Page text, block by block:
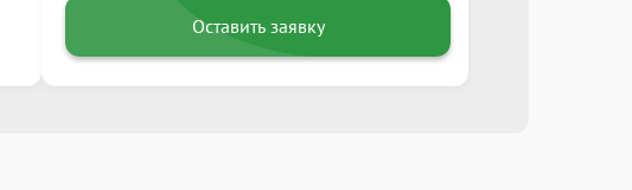
Оставить заявку